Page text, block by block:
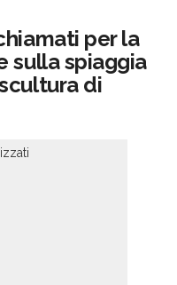
per la
sulla spiaggia
di